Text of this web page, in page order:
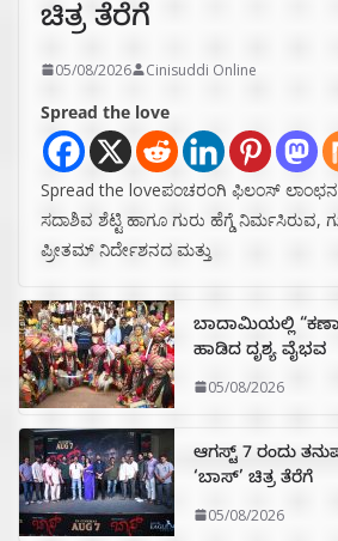
ಚಿತ್ರ ತೆರೆಗೆ
05/08/2026 Cinisuddi Online
Spread the love
Spread the loveಪಂಚರಂಗಿ ಫಿಲಂಸ್
ಸದಾಶಿವ ಶೆಟ್ಟಿ ಹಾಗೂ ಗುರು ಹೆಗ್ಡೆ ನಿರ್ಮಸಿರುವ,
ಪ್ರೀತಮ್ ನಿರ್ದೇಶನದ ಮತ್ತು
ಬಾದಾಮಿಯಲ್ಲಿ
ಹಾಡಿದ ದೃಶ್ಯ ವೈಭವ
05/08/2026
ಆಗಸ್ಟ್ 7 ರಂದು
‘ಬಾಸ್’ ಚಿತ್ರ ತೆರೆಗೆ
05/08/2026